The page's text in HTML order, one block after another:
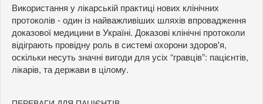
Використання у лікарській практиці нових клінічних
протоколів - один із найважливіших шляхів впровадження
доказової медицини в Україні. Доказові клінічні протоколи
відіграють провідну роль в системі охорони здоров'я,
оскільки несуть значні вигоди для усіх “гравців”: пацієнтів,
лікарів, та держави в цілому.